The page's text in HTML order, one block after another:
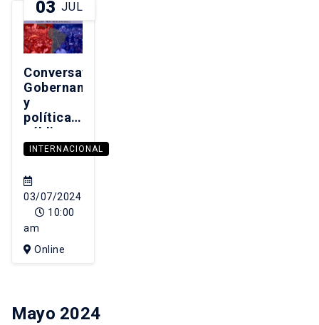
03 JUL
Conversatorio
Gobernanza
y
políticas
públicas:
una
desde
América
Latina
INTERNACIONAL
03/07/2024
10:00
am
Online
Mayo 2024